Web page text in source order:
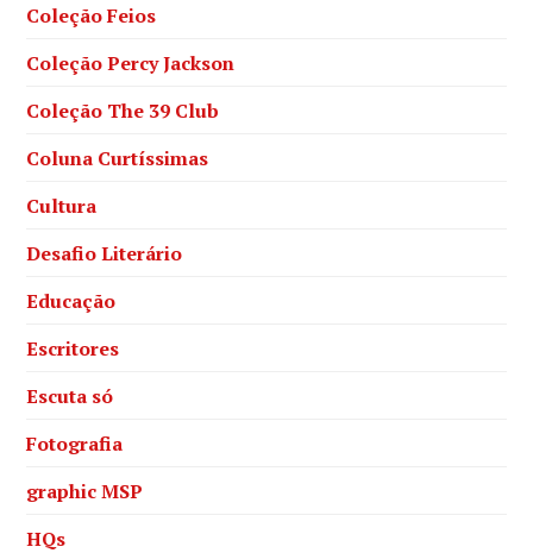
Coleção Feios
Coleção Percy Jackson
Coleção The 39 Club
Coluna Curtíssimas
Cultura
Desafio Literário
Educação
Escritores
Escuta só
Fotografia
graphic MSP
HQs